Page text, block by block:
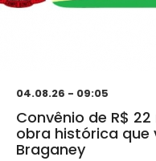
04.08.26 - 09:05
Convênio de R$
obra histórica que
Braganey